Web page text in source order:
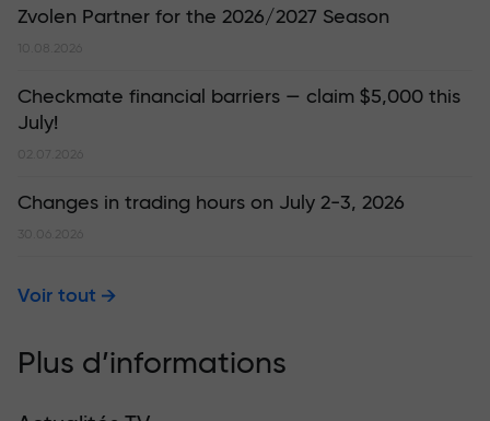
Zvolen Partner for the 2026/2027 Season
10.08.2026
Checkmate financial barriers — claim $5,000 this
July!
02.07.2026
Changes in trading hours on July 2-3, 2026
30.06.2026
Voir tout
Plus d’informations